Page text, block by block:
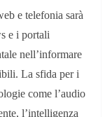
e telefonia sarà
e i portali
nell’informare
La sfida per i
come l’audio
l’intelligenza